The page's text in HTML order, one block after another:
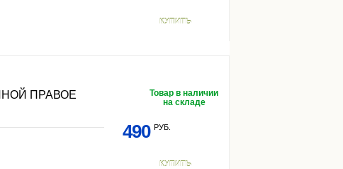
КУПИТЬ
ПРАВОЕ
Товар в наличии
на складе
490 РУБ.
КУПИТЬ